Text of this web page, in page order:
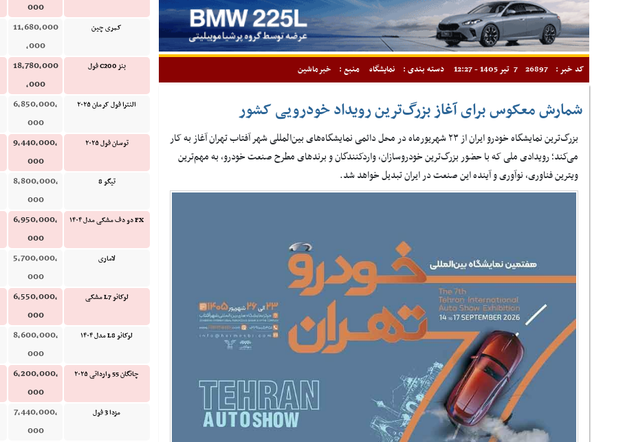
کد خبر : 26897 7 تیر 1405 - 12:27 دسته بندی : نمایشگاه منبع : خبرماشین
شمارش معکوس برای آغاز بزرگ‌ترین رویداد خودرویی کشور
بزرگ‌ترین نمایشگاه خودرو ایران از ۲۳ شهریورماه در محل دائمی نمایشگاه‌های بین‌المللی شهر آفتاب تهران آغاز به کار
می‌کند؛ رویدادی ملی که با حضور بزرگ‌ترین خودروسازان، واردکنندگان و برندهای مطرح صنعت خودرو، به مهم‌ترین
ویترین فناوری، نوآوری و آینده این صنعت در ایران تبدیل خواهد شد.
000
کمری چین
11,680,000
,000
بنز C200 فول
18,780,000
,000
النترا فول کرمان ۲۰۲۵
6,850,000,
000
توسان فول ۲۰۲۵
9,440,000,
000
تیگو 8
8,800,000,
000
FX دو دف مشکی مدل ۱۴۰۴
6,950,000,
000
لاماری
5,700,000,
000
لوکانو L7 مشکی
6,550,000,
000
لوکانو L8 مدل ۱۴۰۴
8,600,000,
000
چانگان 55 وارداتی ۲۰۲۵
6,200,000,
000
مزدا 3 فول
7,440,000,
000